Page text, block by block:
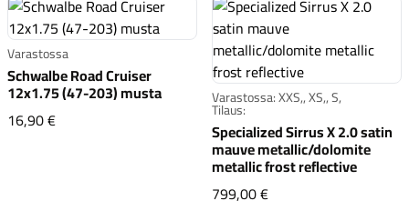
Varastossa
Schwalbe Road Cruiser
12x1.75 (47-203) musta
16,90 €Schwalbe Road Cruiser 12x1.75 (47-203) musta
Varastossa: XXS,, XS,, S,
Tilaus:
Specialized Sirrus X 2.0 satin
mauve metallic/dolomite
metallic frost reflective
799,00 €Specialized Sirrus X